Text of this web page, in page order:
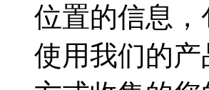
位置的信息
使用我们的